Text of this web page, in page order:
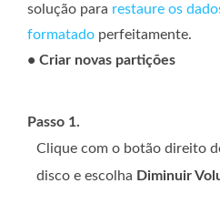
solução para restaure os
formatado perfeitamente.
• Criar novas partições
Passo 1.
Clique com o botão direito
disco e escolha Diminuir